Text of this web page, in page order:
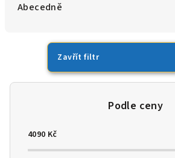
Abecedně
Zavřít filtr
4090 Kč